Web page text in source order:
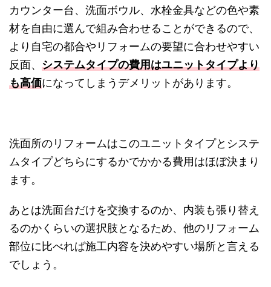
カウンター台、洗面ボウル、水栓金具などの色や素
材を自由に選んで組み合わせることができるので、
より自宅の都合やリフォームの要望に合わせやすい
反面、 システムタイプの費用はユニットタイプより
も高価になってしまうデメリットがあります。
洗面所のリフォームはこのユニットタイプとシステ
ムタイプどちらにするかでかかる費用はほぼ決まり
ます。
あとは洗面台だけを交換するのか、内装も張り替え
るのかくらいの選択肢となるため、他のリフォーム
部位に比べれば施工内容を決めやすい場所と言える
でしょう。